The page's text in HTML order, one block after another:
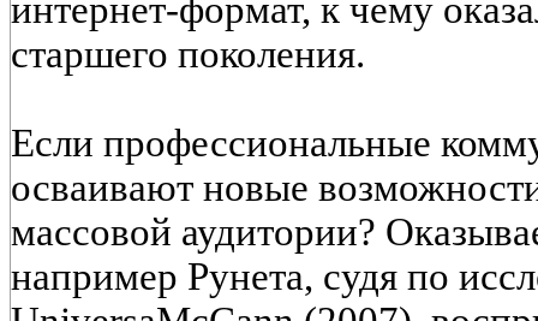
интернет-формат, к чему
старшего поколения.
Если профессиональные
осваивают новые
массовой аудитории?
например Рунета, судя по